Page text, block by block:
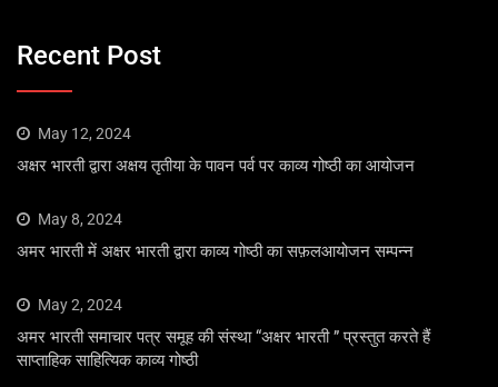
Recent Post
May 12, 2024
अक्षर भारती द्वारा अक्षय तृतीया के पावन पर्व पर काव्य गोष्ठी का आयोजन
May 8, 2024
अमर भारती में अक्षर भारती द्वारा काव्य गोष्ठी का सफ़लआयोजन सम्पन्न
May 2, 2024
अमर भारती समाचार पत्र समूह की संस्था “अक्षर भारती ” प्रस्तुत करते हैं
साप्ताहिक साहित्यिक काव्य गोष्ठी